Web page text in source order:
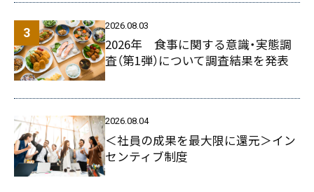
2026.08.03
2026年 食事に関する意識・実態調
査（第1弾）について調査結果を発表
2026.08.04
＜社員の成果を最大限に還元＞イン
センティブ制度